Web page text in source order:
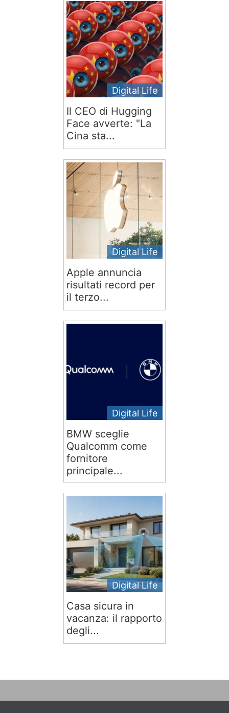
Digital Life
Il CEO di Hugging
Face avverte: "La
Cina sta...
Digital Life
Apple annuncia
risultati record per
il terzo...
Digital Life
BMW sceglie
Qualcomm come
fornitore
principale...
Digital Life
Casa sicura in
vacanza: il rapporto
degli...